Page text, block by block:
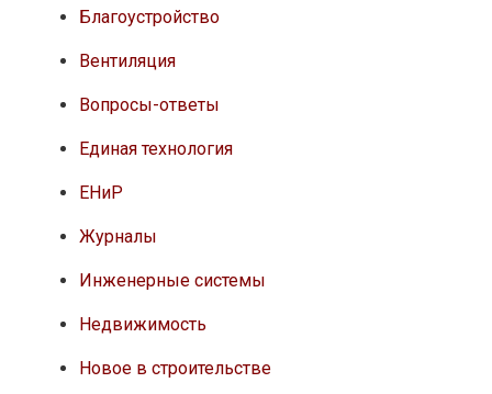
Благоустройство
Вентиляция
Вопросы-ответы
Единая технология
ЕНиР
Журналы
Инженерные системы
Недвижимость
Новое в строительстве